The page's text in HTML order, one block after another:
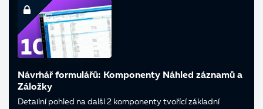
Návrhář formulářů: Komponenty Náhled záznamů a
Záložky
Detailní pohled na další 2 komponenty tvořící základní